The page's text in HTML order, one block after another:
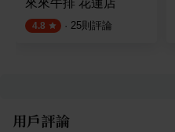
來來牛排 花蓮店
4.8 · 25則評論
用戶評論